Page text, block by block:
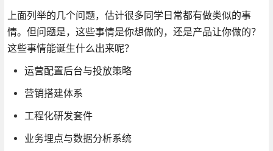
上面列举的几个问题，估计很多同学日常都有做类似的事
情。但问题是，这些事情是你想做的，还是产品让你做的？
这些事情能诞生什么出来呢？
运营配置后台与投放策略
营销搭建体系
工程化研发套件
业务埋点与数据分析系统